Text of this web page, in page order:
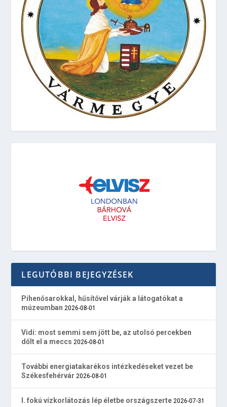
LEGUTÓBBI BEJEGYZÉSEK
Pihenősarokkal, hűsítővel várják a látogatókat a
múzeumban 2026-08-01
Vidi: most semmi sem jött be, az utolsó percekben
dőlt el a meccs 2026-08-01
További energiatakarékos intézkedéseket vezet be
Székesfehérvár 2026-08-01
I. fokú vízkorlátozás lép életbe országszerte 2026-07-31